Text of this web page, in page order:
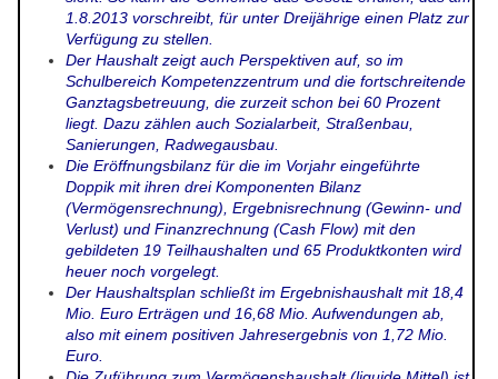
1.8.2013 vorschreibt, für unter Dreijährige einen Platz zur
Verfügung zu stellen.
Der Haushalt zeigt auch Perspektiven auf, so im
Schulbereich Kompetenzzentrum und die fortschreitende
Ganztagsbetreuung, die zurzeit schon bei 60 Prozent
liegt. Dazu zählen auch Sozialarbeit, Straßenbau,
Sanierungen, Radwegausbau.
Die Eröffnungsbilanz für die im Vorjahr eingeführte
Doppik mit ihren drei Komponenten Bilanz
(Vermögensrechnung), Ergebnisrechnung (Gewinn- und
Verlust) und Finanzrechnung (Cash Flow) mit den
gebildeten 19 Teilhaushalten und 65 Produktkonten wird
heuer noch vorgelegt.
Der Haushaltsplan schließt im Ergebnishaushalt mit 18,4
Mio. Euro Erträgen und 16,68 Mio. Aufwendungen ab,
also mit einem positiven Jahresergebnis von 1,72 Mio.
Euro.